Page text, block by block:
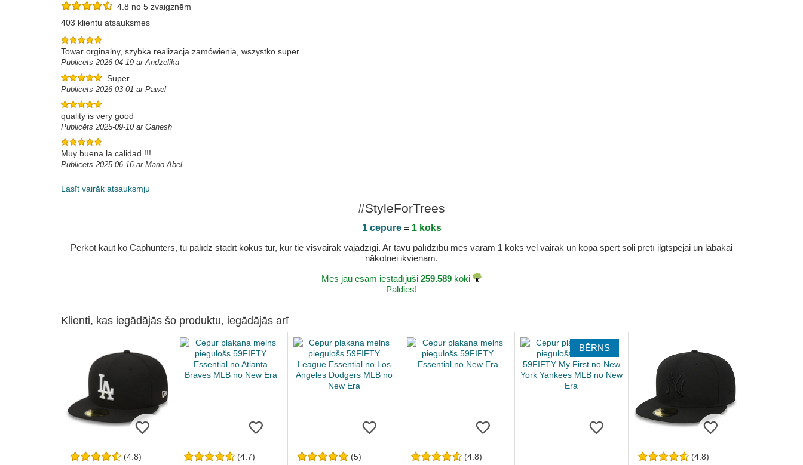
4.8 no 5 zvaigznēm
403 klientu atsauksmes
Towar orginalny, szybka realizacja zamówienia, wszystko super
Publicēts 2026-04-19 ar Andżelika
Super
Publicēts 2026-03-01 ar Pawel
quality is very good
Publicēts 2025-09-10 ar Ganesh
Muy buena la calidad !!!
Publicēts 2025-06-16 ar Mario Abel
Lasīt vairāk atsauksmju
#StyleForTrees
1 cepure= 1 koks
Pērkot kaut ko Caphunters, tu palīdz stādīt kokus tur, kur tie visvairāk vajadzīgi. Ar tavu palīdzību mēs varam 1 koks vēl vairāk un kopā spert soli pretī ilgtspējai un labākai
nākotnei ikvienam.
Mēs jau esam iestādījuši 259.589 koki
Paldies!
Klienti, kas iegādājās šo produktu, iegādājās arī
(4.8) (4.7) (5) (4.8)
BĒRNS
(4.8)